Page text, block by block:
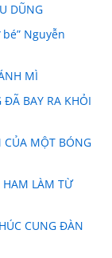
DŨNG
Nguyễn
MÌ
BAY RA KHỎI
CỦA MỘT BÓNG
HAM LÀM TỪ
CUNG ĐÀN